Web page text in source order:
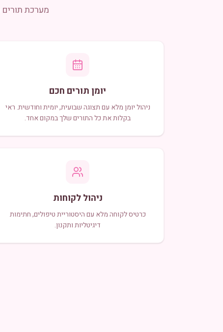
מערכת
יומן תורים חכם
ניהול יומן מלא עם תצוגה שבועית, יומית וחודשית. ראי
בקלות את כל התורים שלך במקום אחד.
ניהול לקוחות
כרטיס לקוחה מלא עם היסטוריית טיפולים, חתימות
דיגיטליות ותקנון.